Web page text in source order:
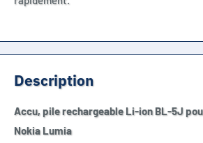
Description
Accu, pile rechargeable Li-ion BL-5J
Nokia Lumia